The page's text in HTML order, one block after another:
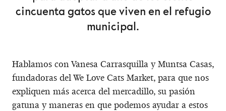
cincuenta gatos que viven en el refugio
municipal.
Hablamos con Vanesa Carrasquilla y Muntsa Casas,
fundadoras del We Love Cats Market, para que nos
expliquen más acerca del mercadillo, su pasión
gatuna y maneras en que podemos ayudar a estos